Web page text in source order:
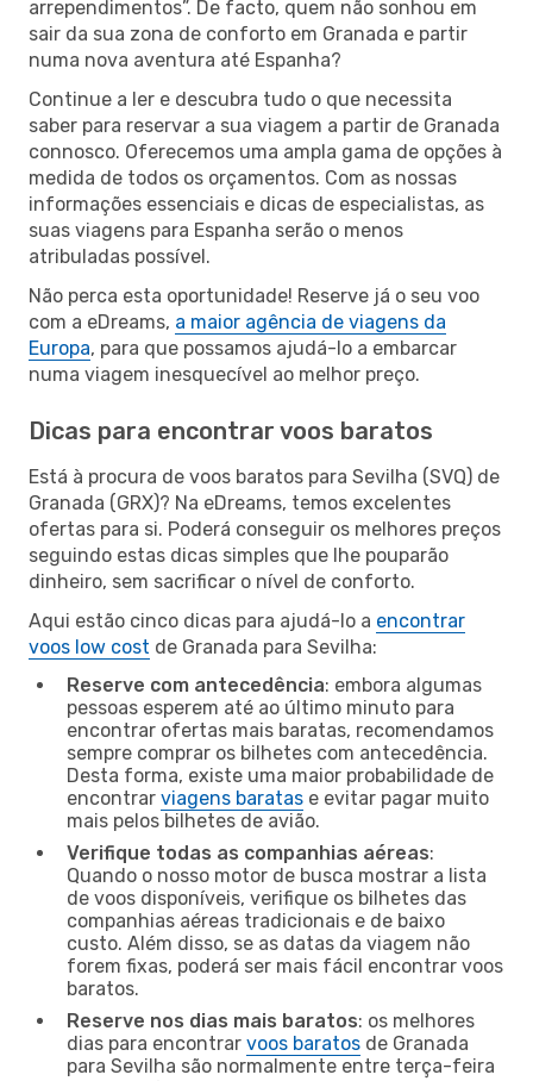
arrependimentos”. De facto, quem não sonhou em
sair da sua zona de conforto em Granada e partir
numa nova aventura até Espanha?
Continue a ler e descubra tudo o que necessita
saber para reservar a sua viagem a partir de Granada
connosco. Oferecemos uma ampla gama de opções à
medida de todos os orçamentos. Com as nossas
informações essenciais e dicas de especialistas, as
suas viagens para Espanha serão o menos
atribuladas possível.
Não perca esta oportunidade! Reserve já o seu voo
com a eDreams, a maior agência de viagens da
Europa, para que possamos ajudá-lo a embarcar
numa viagem inesquecível ao melhor preço.
Dicas para encontrar voos baratos
Está à procura de voos baratos para Sevilha (SVQ) de
Granada (GRX)? Na eDreams, temos excelentes
ofertas para si. Poderá conseguir os melhores preços
seguindo estas dicas simples que lhe pouparão
dinheiro, sem sacrificar o nível de conforto.
Aqui estão cinco dicas para ajudá-lo a encontrar
voos low cost de Granada para Sevilha:
Reserve com antecedência: embora algumas
pessoas esperem até ao último minuto para
encontrar ofertas mais baratas, recomendamos
sempre comprar os bilhetes com antecedência.
Desta forma, existe uma maior probabilidade de
encontrar viagens baratas e evitar pagar muito
mais pelos bilhetes de avião.
Verifique todas as companhias aéreas:
Quando o nosso motor de busca mostrar a lista
de voos disponíveis, verifique os bilhetes das
companhias aéreas tradicionais e de baixo
custo. Além disso, se as datas da viagem não
forem fixas, poderá ser mais fácil encontrar voos
baratos.
Reserve nos dias mais baratos: os melhores
dias para encontrar voos baratos de Granada
para Sevilha são normalmente entre terça-feira